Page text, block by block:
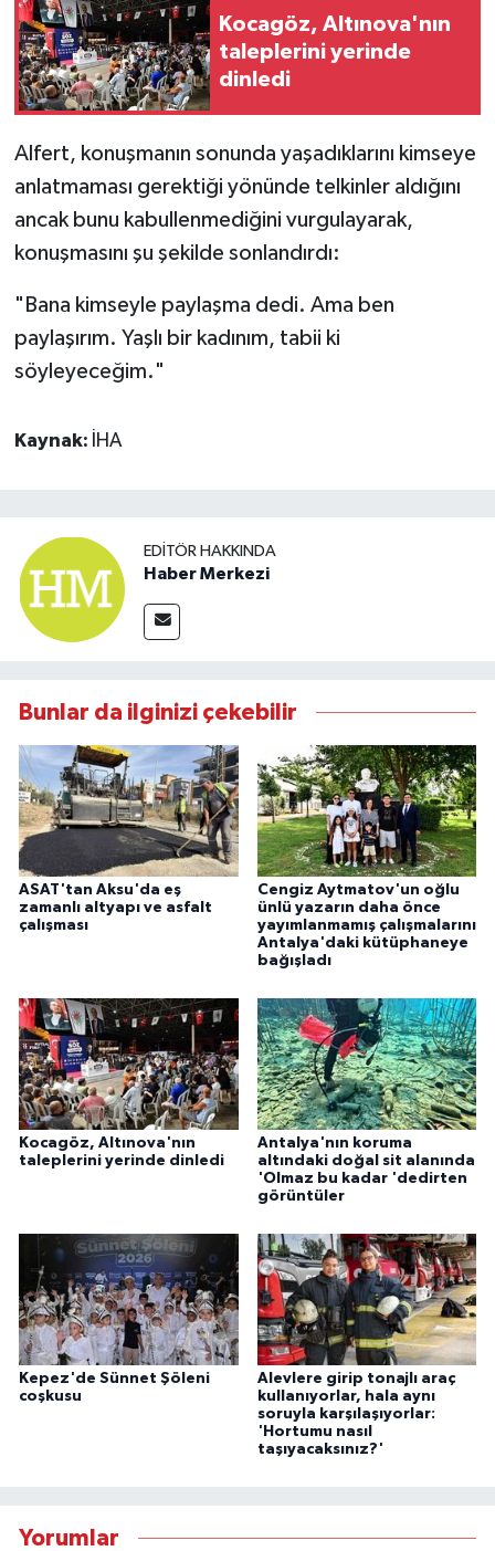
Kocagöz, Altınova'nın
taleplerini yerinde
dinledi
Alfert, konuşmanın sonunda yaşadıklarını kimseye
anlatmaması gerektiği yönünde telkinler aldığını
ancak bunu kabullenmediğini vurgulayarak,
konuşmasını şu şekilde sonlandırdı:
"Bana kimseyle paylaşma dedi. Ama ben
paylaşırım. Yaşlı bir kadınım, tabii ki
söyleyeceğim."
Kaynak: İHA
EDITÖR HAKKINDA
Haber Merkezi
Bunlar da ilginizi çekebilir
ASAT'tan Aksu'da eş
zamanlı altyapı ve asfalt
çalışması
Cengiz Aytmatov'un oğlu
ünlü yazarın daha önce
yayımlanmamış çalışmalarını
Antalya'daki kütüphaneye
bağışladı
Kocagöz, Altınova'nın
taleplerini yerinde dinledi
Antalya'nın koruma
altındaki doğal sit alanında
'Olmaz bu kadar 'dedirten
görüntüler
Kepez'de Sünnet Şöleni
coşkusu
Alevlere girip tonajlı araç
kullanıyorlar, hala aynı
soruyla karşılaşıyorlar:
'Hortumu nasıl
taşıyacaksınız?'
Yorumlar